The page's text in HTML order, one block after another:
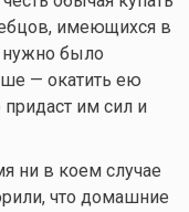
имеющихся в
нужно было
— окатить ею
придаст им сил и
ни в коем случае
что домашние